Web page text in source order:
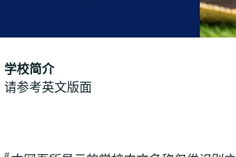
学校简介
请参考英文版面